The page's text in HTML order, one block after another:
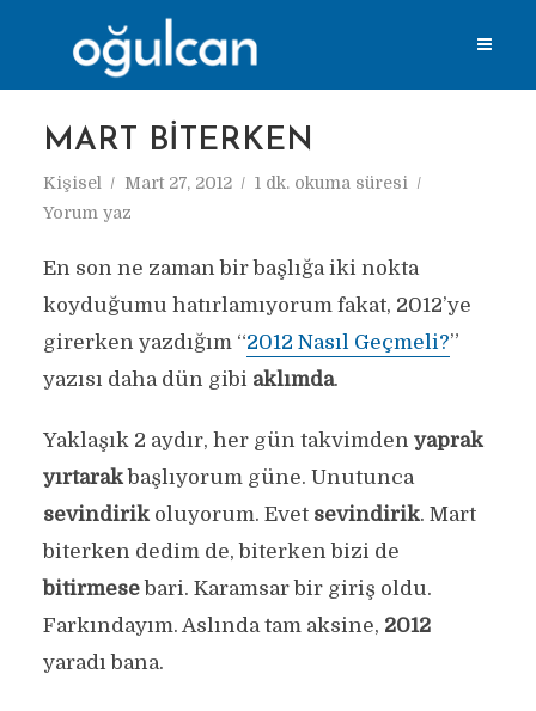
MART BITERKEN
Kişisel Mart 27, 2012
1 dk. okuma süresi
Yorum yaz
En son ne zaman bir başlığa iki nokta
koyduğumu hatırlamıyorum fakat, 2012’ye
girerken yazdığım “2012 Nasıl Geçmeli?”
yazısı daha dün gibi aklımda.
Yaklaşık 2 aydır, her gün takvimden yaprak
yırtarakbaşlıyorum güne. Unutunca
sevindirikoluyorum. Evet sevindirik. Mart
biterken dedim de, biterken bizi de
bitirmesebari. Karamsar bir giriş oldu.
Farkındayım. Aslında tam aksine, 2012
yaradı bana.